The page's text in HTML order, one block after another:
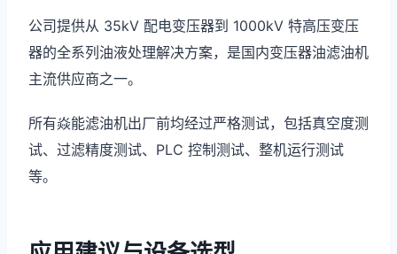
公司提供从 35kV 配电变压器到 1000kV 特高压变压
器的全系列油液处理解决方案，是国内变压器油滤油机
主流供应商之一。
所有焱能滤油机出厂前均经过严格测试，包括真空度测
试、过滤精度测试、PLC 控制测试、整机运行测试
等。